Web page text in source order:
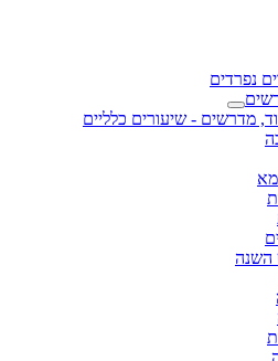
נפרדים
מדרשים - שיעורים כלליים
השנה